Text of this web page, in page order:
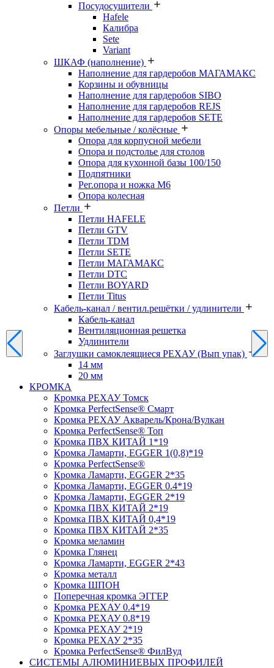
Посудосушители
Hafele
Калибра
Sete
Variant
ШКАФ (наполнение)
Наполнение для гардеробов МАГАМАКС
Корзины и обувницы
Наполнение для гардеробов SIBO
Наполнение для гардеробов REJS
Наполнение для гардеробов SETE
Опоры мебельные / колёсные
Опора для корпусной мебели
Опора и подстолье для столов
Опора для кухонной базы 100/150
Подпятники
Рег.опора и ножка М6
Опора колесная
Петли
Петли HAFELE
Петли GTV
Петли TDM
Петли SETE
Петли МАГАМАКС
Петли DTC
Петли BOYARD
Петли Titus
Кабель-канал / вентил.решётки / удлинители
Кабель-канал
Вентиляционная решетка
Удлинители
Заглушки самоклеящиеся РЕХАУ (Вып упак)
14 мм
20 мм
КРОМКА
Кромка PЕХАУ Томск
Кромка PerfectSense® Смарт
Кромка PЕХАУ Акварель/Крона/Вулкан
Кромка PerfectSense® Топ
Кромка ПВХ КИТАЙ 1*19
Кромка Ламарти, EGGER 1(0,8)*19
Кромка PerfectSense®
Кромка Ламарти, EGGER 2*35
Кромка Ламарти, EGGER 0.4*19
Кромка Ламарти, EGGER 2*19
Кромка ПВХ КИТАЙ 2*19
Кромка ПВХ КИТАЙ 0,4*19
Кромка ПВХ КИТАЙ 2*35
Кромка меламин
Кромка Глянец
Кромка Ламарти, EGGER 2*43
Кромка металл
Кромка ШПОН
Поперечная кромка ЭГГЕР
Кромка PЕХАУ 0.4*19
Кромка PЕХАУ 0.8*19
Кромка PЕХАУ 2*19
Кромка PЕХАУ 2*35
Кромка PerfectSense® ФилВуд
СИСТЕМЫ АЛЮМИНИЕВЫХ ПРОФИЛЕЙ